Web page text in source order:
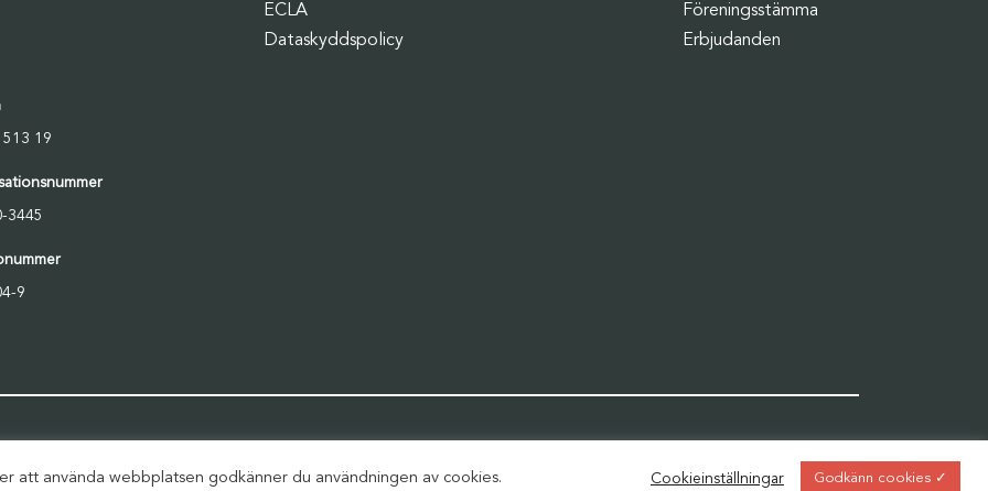
19
3445
9
ECLA
Dataskyddspolicy
Föreningsstämma
Erbjudanden
att använda webbplatsen godkänner du användningen av cookies. Cookieinställningar Godkänn cookies ✓